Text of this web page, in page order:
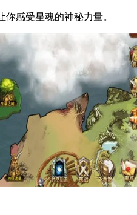
感受星魂的神秘力量。